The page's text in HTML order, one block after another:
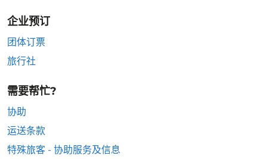
企业预订
团体订票
旅行社
需要帮忙?
协助
运送条款
特殊旅客 - 协助服务及信息